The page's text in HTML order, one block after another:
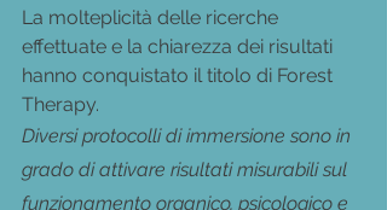
La molteplicità delle ricerche
effettuate e la chiarezza dei risultati
hanno conquistato il titolo di Forest
Therapy.
Diversi protocolli di immersione sono in
grado di attivare risultati misurabili sul
funzionamento organico, psicologico e